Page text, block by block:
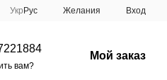
Укр Рус Желания Вход
вам?
Мой заказ